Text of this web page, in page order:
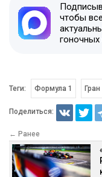
чтобы
гоночных
Теги: Формула 1
Поделиться:
← Ранее